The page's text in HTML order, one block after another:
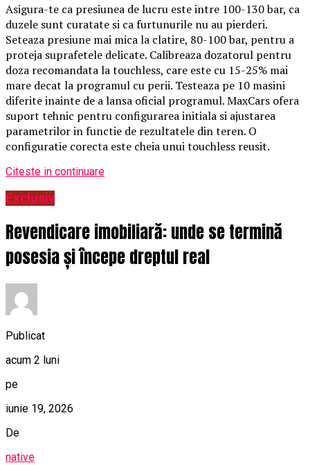
Asigura-te ca presiunea de lucru este intre 100-130 bar, ca
duzele sunt curatate si ca furtunurile nu au pierderi.
Seteaza presiune mai mica la clatire, 80-100 bar, pentru a
proteja suprafetele delicate. Calibreaza dozatorul pentru
doza recomandata la touchless, care este cu 15-25% mai
mare decat la programul cu perii. Testeaza pe 10 masini
diferite inainte de a lansa oficial programul. MaxCars ofera
suport tehnic pentru configurarea initiala si ajustarea
parametrilor in functie de rezultatele din teren. O
configuratie corecta este cheia unui touchless reusit.
Citeste in continuare
Exclusiv
Revendicare imobiliară: unde se termină
posesia și începe dreptul real
Publicat
acum 2 luni
pe
iunie 19, 2026
De
native